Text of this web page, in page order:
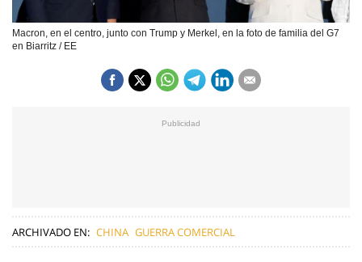
Macron, en el centro, junto con Trump y Merkel, en la foto de familia del G7
en Biarritz / EE
ARCHIVADO EN: CHINA GUERRA COMERCIAL